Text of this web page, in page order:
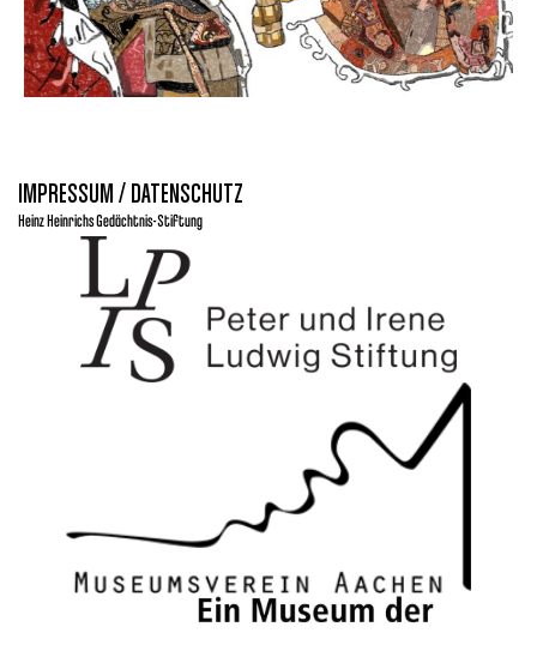
IMPRESSUM / DATENSCHUTZ
Heinz Heinrichs Gedächtnis-Stiftung